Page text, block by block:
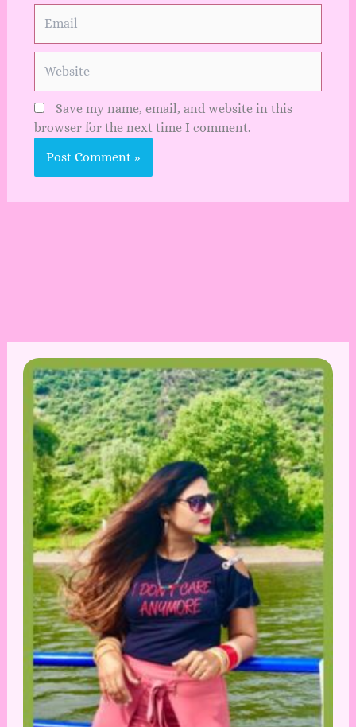
Save my name, email, and website in this
browser for the next time I comment.